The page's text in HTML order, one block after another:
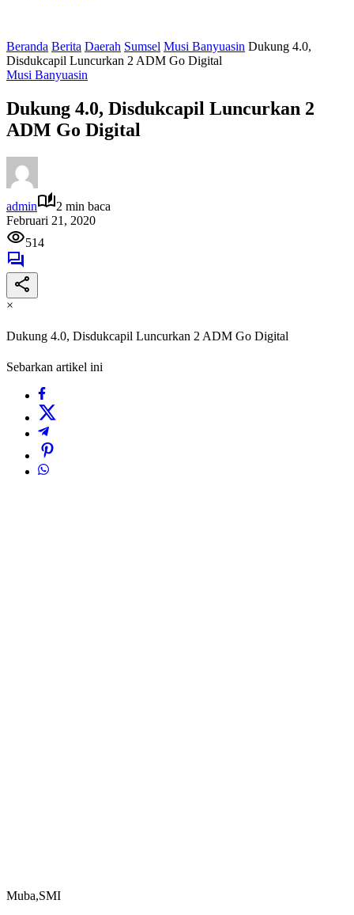
Beranda Berita Daerah Sumsel Musi Banyuasin Dukung 4.0,
Disdukcapil Luncurkan 2 ADM Go Digital
Musi Banyuasin
Dukung 4.0, Disdukcapil Luncurkan 2
ADM Go Digital
admin
2 min baca
Februari 21, 2020
514
×
Dukung 4.0, Disdukcapil Luncurkan 2 ADM Go Digital
Sebarkan artikel ini
Muba,SMI